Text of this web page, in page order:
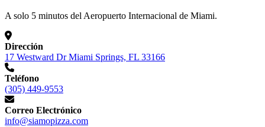
A solo 5 minutos del Aeropuerto Internacional de Miami.
Dirección
17 Westward Dr Miami Springs, FL 33166
Teléfono
(305) 449-9553
Correo Electrónico
info@siamopizza.com